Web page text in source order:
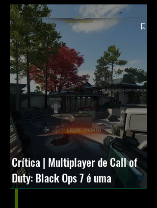
Crítica | Multiplayer de Call of
Duty: Black Ops 7 é uma
experiência positiva, divertida e